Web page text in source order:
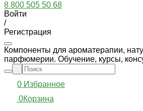
8 800 505 50 68
Войти
/
Регистрация
Компоненты для ароматерапии,
парфюмерии. Обучение, курсы,
0 Избранное
0Корзина